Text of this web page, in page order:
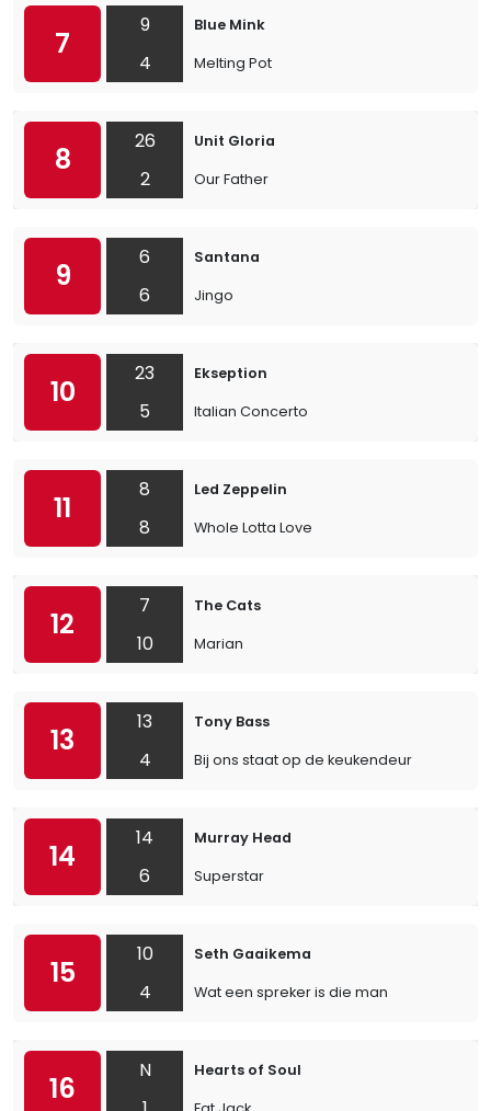
7
9
4
Blue Mink
Melting Pot
8
26
2
Unit Gloria
Our Father
9
6
6
Santana
Jingo
10
23
5
Ekseption
Italian Concerto
11
8
8
Led Zeppelin
Whole Lotta Love
12
7
10
The Cats
Marian
13
13
4
Tony Bass
Bij ons staat op de keukendeur
14
14
6
Murray Head
Superstar
15
10
4
Seth Gaaikema
Wat een spreker is die man
16
N
Hearts of Soul